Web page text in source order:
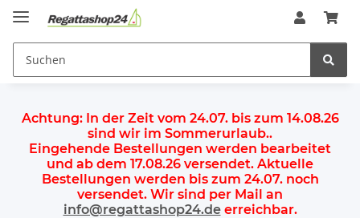
Achtung: In der Zeit vom 24.07. bis zum 14.08.26
sind wir im Sommerurlaub..
Eingehende Bestellungen werden bearbeitet
und ab dem 17.08.26 versendet. Aktuelle
Bestellungen werden bis zum 24.07.noch
versendet. Wir sind per Mail an
info@regattashop24.deerreichbar.